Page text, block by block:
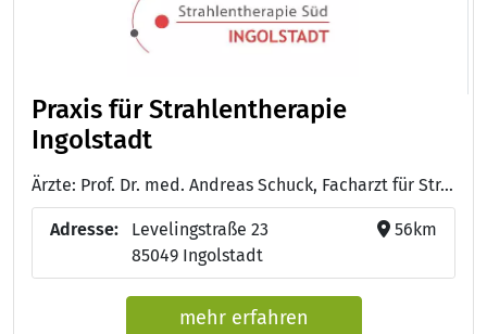
Praxis für Strahlentherapie
Ingolstadt
Ärzte: Prof. Dr. med. Andreas Schuck, Facharzt für Strahlentherapie - Dr. med. Maria Anna Valenti-Schleibinger, Fachärztin für Strahlentherapie - Dr. med. Michael Kirschner, Facharzt für Strahentherapie - Dr. med. Haitao He, Facharzt für Strahlentherapie
Adresse:
Levelingstraße 23
85049 Ingolstadt
56km
mehr erfahren